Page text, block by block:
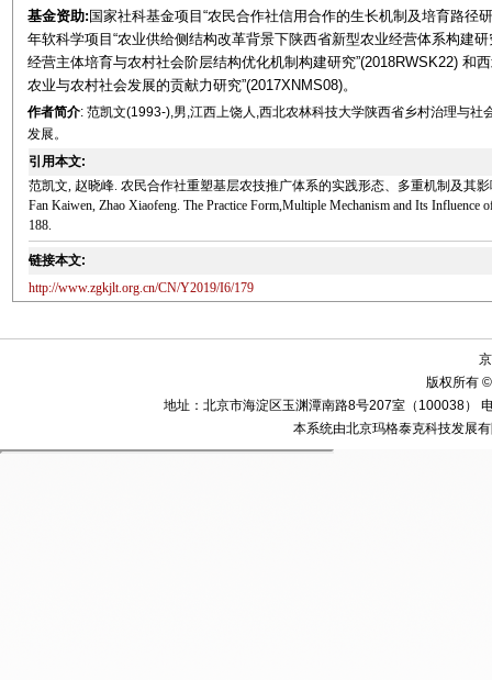
基金资助: 国家社科基金项目“农民合作社信用合作的生长机制及培育路径
年软科学项目“农业供给侧结构改革背景下陕西省新型农业经营体系构建
经营主体培育与农村社会阶层结构优化机制构建研究”(2018RWSK22) 和
农业与农村社会发展的贡献力研究”(2017XNMS08)。
作者简介: 范凯文(1993-),男,江西上饶人,西北农林科技大学陕西省乡村治理与
发展。
引用本文:
范凯文, 赵晓峰. 农民合作社重塑基层农技推广体系的实践形态、多重机制及其影
Fan Kaiwen, Zhao Xiaofeng. The Practice Form,Multiple Mechanism and Its Influence
188.
链接本文:
http://www.zgkjlt.org.cn/CN/Y2019/I6/179
版权所有
地址：北京市海淀区玉渊潭南路8号207室（100038）
本系统由北京玛格泰克科技发展